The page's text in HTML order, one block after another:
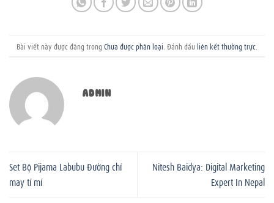
Bài viết này được đăng trong Chưa được phân loại . Đánh dấu liên kết thường trực
ADMIN
Set Bộ Pijama Labubu Đường chỉ
may tỉ mỉ
Nitesh Baidya: Digital Marketing
Expert In Nepal